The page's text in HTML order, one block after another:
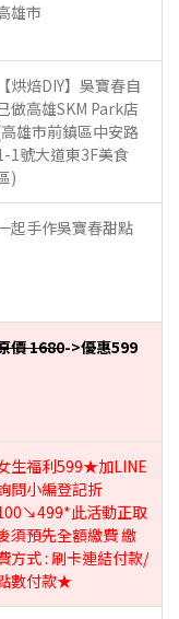
雄市
【烘焙DIY】吳寶春自
做高雄SKM Park店
雄市前鎮區中安路
1號大道東3F美食
)
起手作吳寶春甜點
價 1680->優惠599
生福利599★加LINE
問小編登記折
此活動正取
須預先全額繳費 繳
方式 : 刷卡連結付款/
數付款★